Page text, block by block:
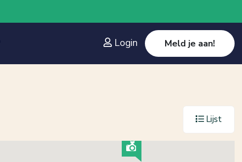
Login Meld je aan!
Lijst